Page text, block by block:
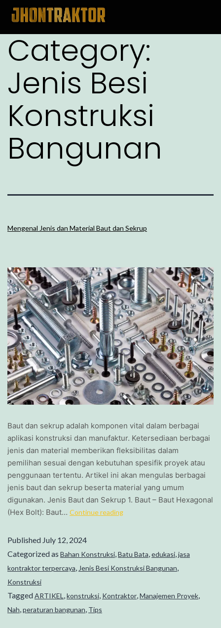
Category:
Jenis Besi
Konstruksi
Bangunan
Mengenal Jenis dan Material Baut dan Sekrup
Baut dan sekrup adalah komponen vital dalam berbagai
aplikasi konstruksi dan manufaktur. Ketersediaan berbagai
jenis dan material memberikan fleksibilitas dalam
pemilihan sesuai dengan kebutuhan spesifik proyek atau
penggunaan tertentu. Artikel ini akan mengulas berbagai
jenis baut dan sekrup beserta material yang umum
digunakan. Jenis Baut dan Sekrup 1. Baut – Baut Hexagonal
(Hex Bolt): Baut… Continue reading
Published July 12, 2024
Categorized as Bahan Konstruksi,Batu Bata,edukasi,jasa
kontraktor terpercaya, Jenis Besi Konstruksi Bangunan,
Konstruksi
TaggedARTIKEL ,konstruksi, Kontraktor,Manajemen Proyek,
Nah,peraturan bangunan, Tips